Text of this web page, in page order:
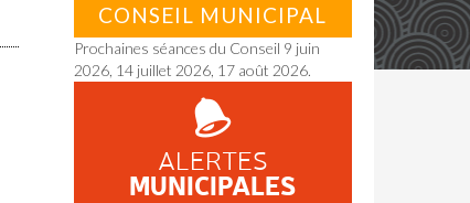
CONSEIL MUNICIPAL
Prochaines séances du Conseil 9 juin
2026, 14 juillet 2026, 17 août 2026.
ALERTES
MUNICIPALES